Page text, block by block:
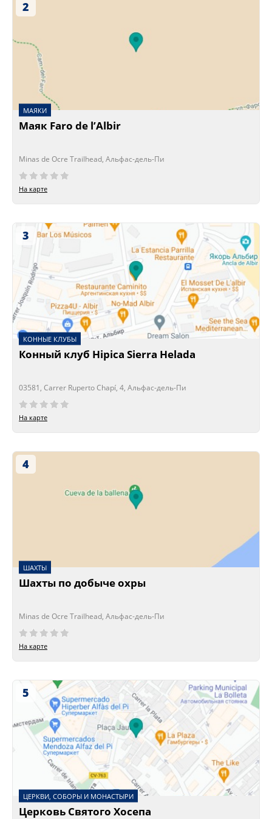
2
МАЯКИ
Маяк Faro de l’Albir
Minas de Ocre Trailhead, Альфас-дель-Пи
На карте
3
КОННЫЕ КЛУБЫ
Конный клуб Hipica Sierra Helada
03581, Carrer Ruperto Chapí, 4, Альфас-дель-Пи
Сейчас открыто!
Сейчас закрыто!
На карте
4
ШАХТЫ
Шахты по добыче охры
Minas de Ocre Trailhead, Альфас-дель-Пи
На карте
5
ЦЕРКВИ, СОБОРЫ И МОНАСТЫРИ
Церковь Святого Хосепа